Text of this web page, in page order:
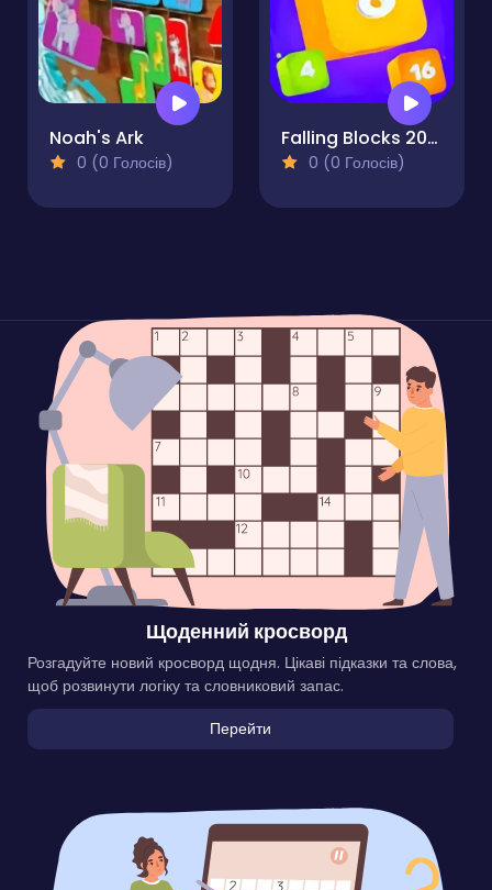
Noah's Ark
0 (0 Голосів)
Falling Blocks 2048 - 2D
0 (0 Голосів)
Щоденний кросворд
Розгадуйте новий кросворд щодня. Цікаві підказки та слова,
щоб розвинути логіку та словниковий запас.
Перейти